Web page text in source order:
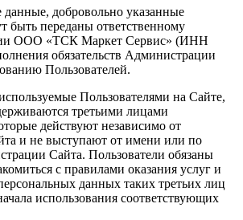
добровольно указанные
быть переданы ответственному
ООО «ТСК Маркет Сервис» (ИНН
обязательств Администрации
Пользователей.
Пользователями на Сайте,
третьими лицами
действуют независимо от
и не выступают от имени или по
Сайта. Пользователи обязаны
с правилами оказания услуг и
данных таких третьих лиц
использования соответствующих